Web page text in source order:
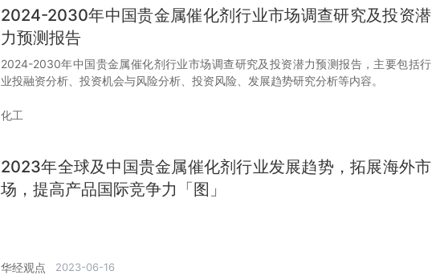
2024-2030年中国贵金属催化剂行业市场调查研究及投资潜
力预测报告
2024-2030年中国贵金属催化剂行业市场调查研究及投资潜力预测报告，主要包括行
业投融资分析、投资机会与风险分析、投资风险、发展趋势研究分析等内容。
化工
2023年全球及中国贵金属催化剂行业发展趋势，拓展海外市
场，提高产品国际竞争力「图」
华经观点 2023-06-16